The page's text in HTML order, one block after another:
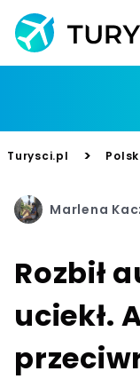
Turysci.pl >
Marlena
Rozbił
uciekł.